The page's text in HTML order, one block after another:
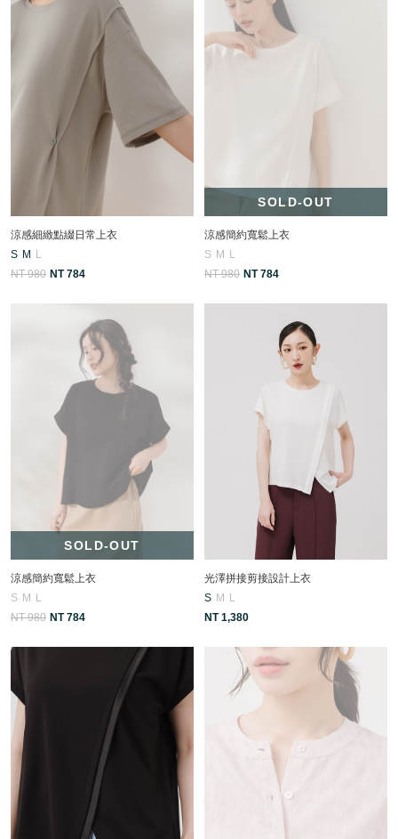
涼感細緻點綴日常上衣
S M L
NT 980 NT 784
SOLD-OUT
涼感簡約寬鬆上衣
S M L
NT 980 NT 784
SOLD-OUT
涼感簡約寬鬆上衣
S M
L
NT 980 NT 784
光澤拼接剪接設計上衣
S M
L
NT 1,380